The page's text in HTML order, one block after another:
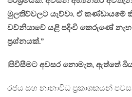
මුලතිව්වලට යැව්වා. ඒ කණ්ඩායමේ
වව්නියාවේ යළි පදිංචි කෙරුණේ
ප‍්‍රශ්නයක්.”
|පිවිසීමට අවසර නොමැත, ඇත්තේ
රජය සහ නානාවිධ ප‍්‍රකාශකයන්